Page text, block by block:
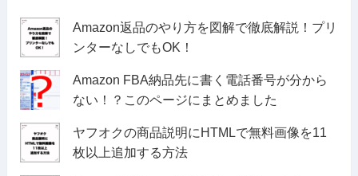
Amazon返品のやり方を図解で徹底解説！プリ
ンターなしでもOK！
Amazon FBA納品先に書く電話番号が分から
ない！？このページにまとめました
ヤフオクの商品説明にHTMLで無料画像を11
枚以上追加する方法